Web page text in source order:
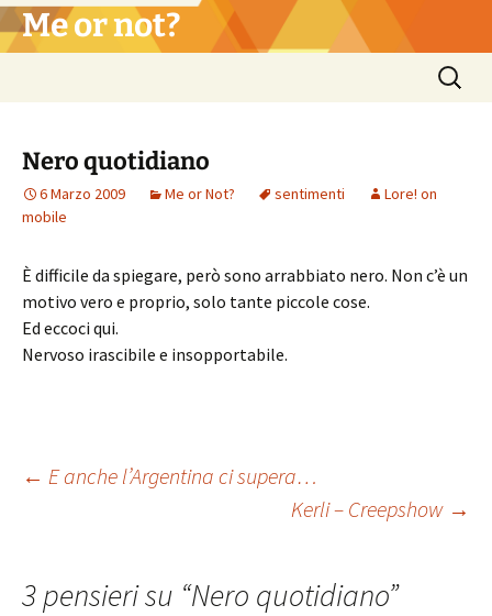
Vai
al Me or not?
Ricerca
per:
Nero quotidiano
6 Marzo 2009 Me or Not? sentimenti
Lore! on
mobile
È difficile da spiegare, però sono arrabbiato nero. Non c’è un
motivo vero e proprio, solo tante piccole cose.
Ed eccoci qui.
Nervoso irascibile e insopportabile.
Navigazione
← E anche l’Argentina ci supera…
Kerli – Creepshow →
3 pensieri su “Nero quotidiano”